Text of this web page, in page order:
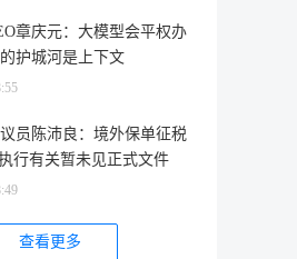
章庆元：大模型会平权办
护城河是上下文
员陈沛良：境外保单征税
行有关暂未见正式文件
查看更多